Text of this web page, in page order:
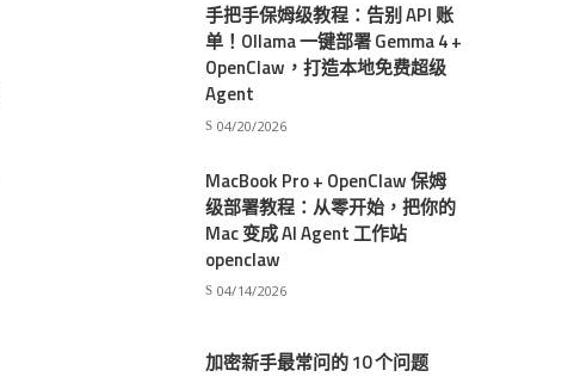
手把手保姆级教程：告别 API 账
单！Ollama 一键部署 Gemma 4 +
OpenClaw，打造本地免费超级
Agent
04/20/2026
MacBook Pro + OpenClaw 保姆
级部署教程：从零开始，把你的
Mac 变成 AI Agent 工作站
openclaw
04/14/2026
加密新手最常问的 10 个问题